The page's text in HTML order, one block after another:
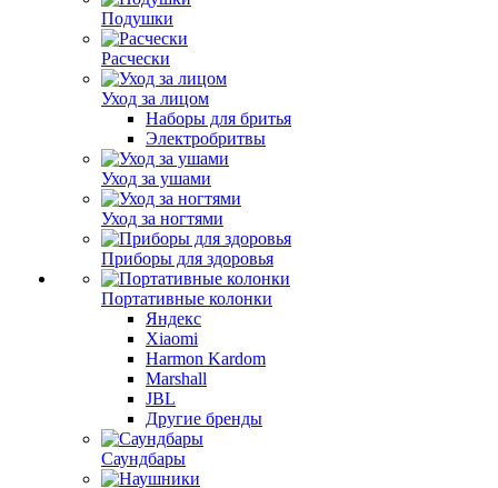
Подушки
Расчески
Уход за лицом
Наборы для бритья
Электробритвы
Уход за ушами
Уход за ногтями
Приборы для здоровья
Портативные колонки
Яндекс
Xiaomi
Harmon Kardom
Marshall
JBL
Другие бренды
Саундбары